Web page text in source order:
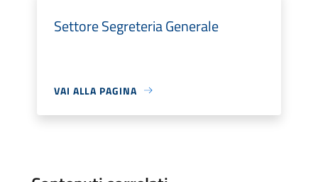
Settore Segreteria Generale
VAI ALLA PAGINA